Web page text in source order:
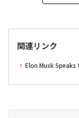
関連リンク
Elon Musk Speaks